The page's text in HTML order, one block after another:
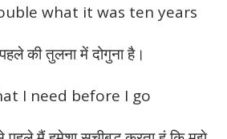
what it was ten years
की तुलना में दोगुना है।
I need before I go